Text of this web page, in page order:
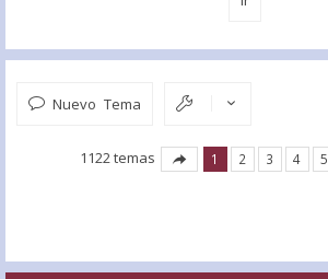
Nuevo Tema
1122 temas 1 2 3 4 5